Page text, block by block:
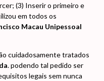
(3) Inserir o primeiro e
em todos os
Macau Unipessoal
cuidadosamente tratados
. podendo tal pedido ser
legais sem nunca